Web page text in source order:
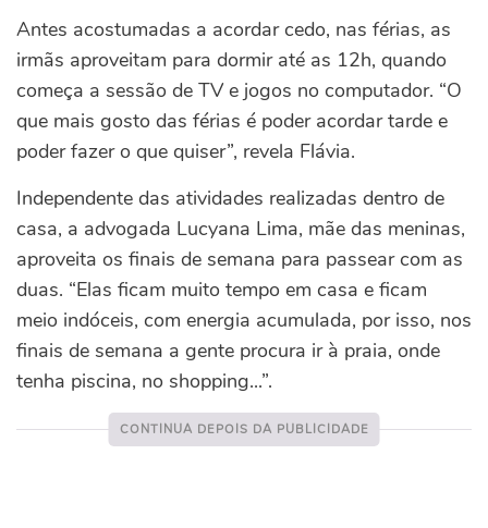
Antes acostumadas a acordar cedo, nas férias, as
irmãs aproveitam para dormir até as 12h, quando
começa a sessão de TV e jogos no computador. “O
que mais gosto das férias é poder acordar tarde e
poder fazer o que quiser”, revela Flávia.
Independente das atividades realizadas dentro de
casa, a advogada Lucyana Lima, mãe das meninas,
aproveita os finais de semana para passear com as
duas. “Elas ficam muito tempo em casa e ficam
meio indóceis, com energia acumulada, por isso, nos
finais de semana a gente procura ir à praia, onde
tenha piscina, no shopping...”.